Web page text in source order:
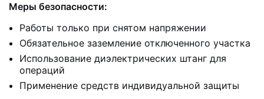
Меры безопасности:
Работы только при снятом напряжении
Обязательное заземление отключенного участка
Использование диэлектрических штанг для
операций
Применение средств индивидуальной защиты